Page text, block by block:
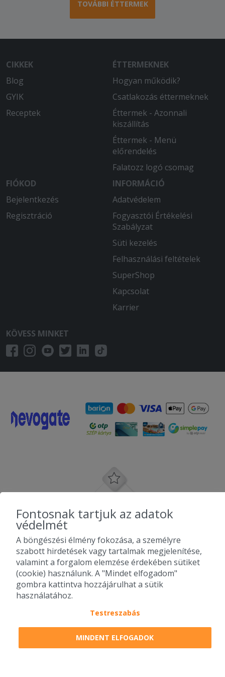
TOVÁBBI ÉTTERMEK
CIKKEK
Blog
GYIK
Receptek
ÉTTERMEKNEK
Hogyan működik?
Csatlakozás éttermeknek
Éttermek - Azonnali
kiszállítás
Éttermek - Menü
előrendelés
Falatozz logó csomag
FIÓKOD
Bejelentkezés
Regisztráció
INFORMÁCIÓ
Adatvédelem
Fogyasztói Értékelési
Szabályzat
Süti kezelés
Felhasználási feltételek
SuperShop
Kapcsolat
Karrier
KÖVESS MINKET
2010-2026 Copyright - Falatozz.hu - Diston-line Kft.
Fontosnak tartjuk az adatok
védelmét
A böngészési élmény fokozása, a személyre
szabott hirdetések vagy tartalmak megjelenítése,
valamint a forgalom elemzése érdekében sütiket
(cookie) használunk. A "Mindet elfogadom"
gombra kattintva hozzájárulhat a sütik
használatához.
Testreszabás
MINDENT ELFOGADOK